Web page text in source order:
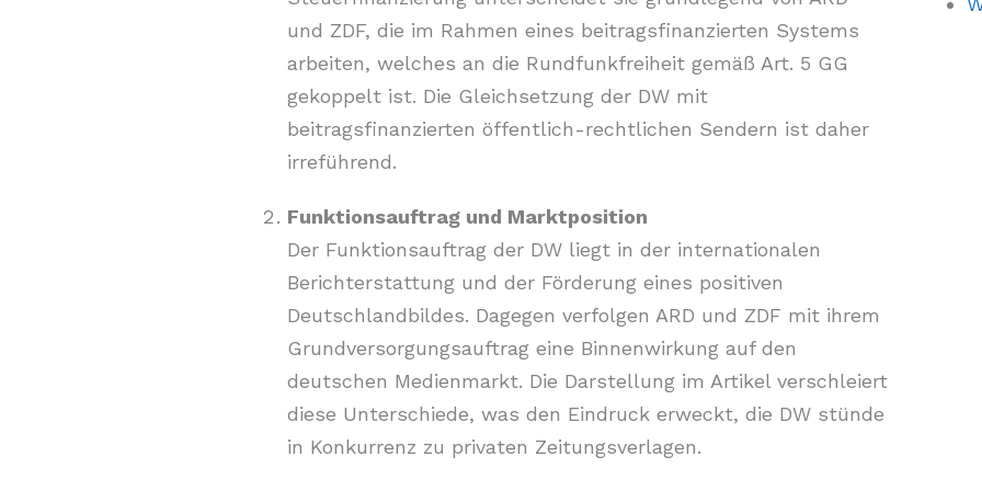
und ZDF, die im Rahmen eines beitragsfinanzierten Systems
arbeiten, welches an die Rundfunkfreiheit gemäß Art. 5 GG
gekoppelt ist​​. Die Gleichsetzung der DW mit
beitragsfinanzierten öffentlich-rechtlichen Sendern ist daher
irreführend.
Funktionsauftrag und Marktposition
Der Funktionsauftrag der DW liegt in der internationalen
Berichterstattung und der Förderung eines positiven
Deutschlandbildes​​. Dagegen verfolgen ARD und ZDF mit ihrem
Grundversorgungsauftrag eine Binnenwirkung auf den
deutschen Medienmarkt​. Die Darstellung im Artikel verschleiert
diese Unterschiede, was den Eindruck erweckt, die DW stünde
in Konkurrenz zu privaten Zeitungsverlagen.